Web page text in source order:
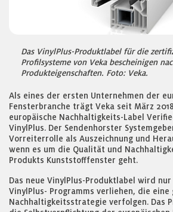
Das VinylPlus-Produktlabel für die
Profilsysteme von Veka bescheinigen
Produkteigenschaften. Foto: Veka.
Als eines der ersten Unternehmen der
Fensterbranche trägt Veka seit März
europäische Nachhaltigkeits-Label
VinylPlus. Der Sendenhorster
Vorreiterrolle als Auszeichnung und
wenn es um die Qualität und
Produkts Kunststofffenster geht.
Das neue VinylPlus-Produktlabel wird
VinylPlus- Programms verliehen, die eine
Nachhaltigkeitsstrategie verfolgen. Das